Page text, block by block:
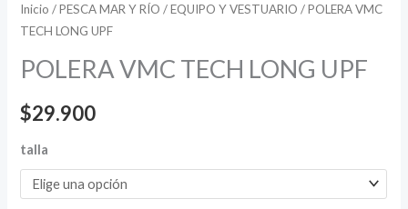
Inicio /PESCA MAR Y RÍO /EQUIPO Y VESTUARIO / POLERA VMC
TECH LONG UPF
POLERA VMC TECH LONG UPF
$29.900
talla